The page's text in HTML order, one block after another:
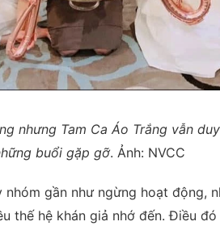
nhưng Tam Ca Áo Trắng vẫn
buổi gặp gỡ. Ảnh: NVCC
gần như ngừng hoạt động,
thế hệ khán giả nhớ đến. Điều